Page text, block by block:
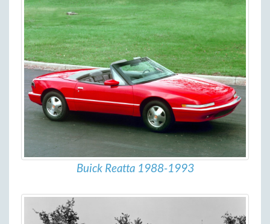
Buick Reatta 1988-1993